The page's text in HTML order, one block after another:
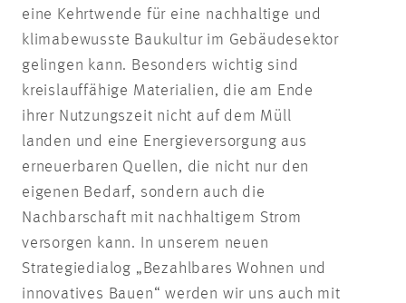
eine Kehrtwende für eine nachhaltige und
klimabewusste Baukultur im Gebäudesektor
gelingen kann. Besonders wichtig sind
kreislauffähige Materialien, die am Ende
ihrer Nutzungszeit nicht auf dem Müll
landen und eine Energieversorgung aus
erneuerbaren Quellen, die nicht nur den
eigenen Bedarf, sondern auch die
Nachbarschaft mit nachhaltigem Strom
versorgen kann. In unserem neuen
Strategiedialog „Bezahlbares Wohnen und
innovatives Bauen“ werden wir uns auch mit